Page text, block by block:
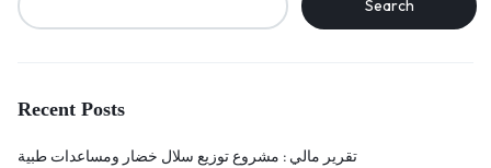
Search
Recent Posts
تقرير مالي : مشروع توزيع سلال خضار ومساعدات طبية